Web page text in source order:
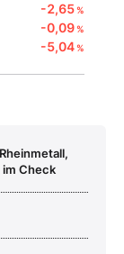
-2,65%
-0,09%
-5,04%
im Check